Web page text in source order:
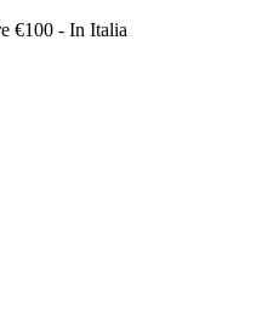
€100 - In Italia